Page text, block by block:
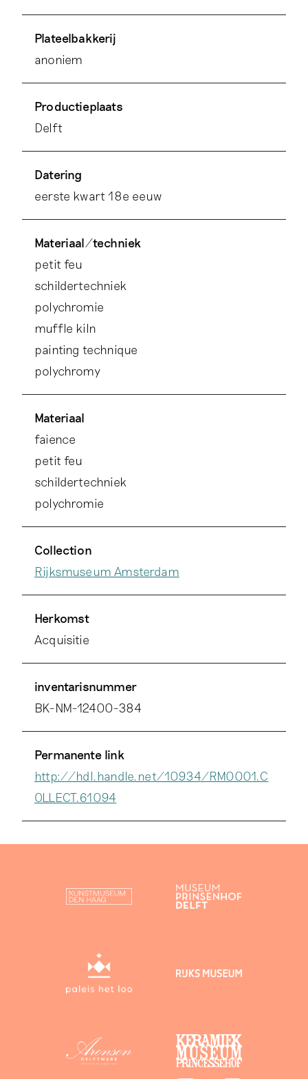
Plateelbakkerij
anoniem
Productieplaats
Delft
Datering
eerste kwart 18e eeuw
Materiaal/techniek
petit feu
schildertechniek
polychromie
muffle kiln
painting technique
polychromy
Materiaal
faience
petit feu
schildertechniek
polychromie
Collection
Rijksmuseum Amsterdam
Herkomst
Acquisitie
inventarisnummer
BK-NM-12400-384
Permanente link
http://hdl.handle.net/10934/RM0001.C
OLLECT.61094